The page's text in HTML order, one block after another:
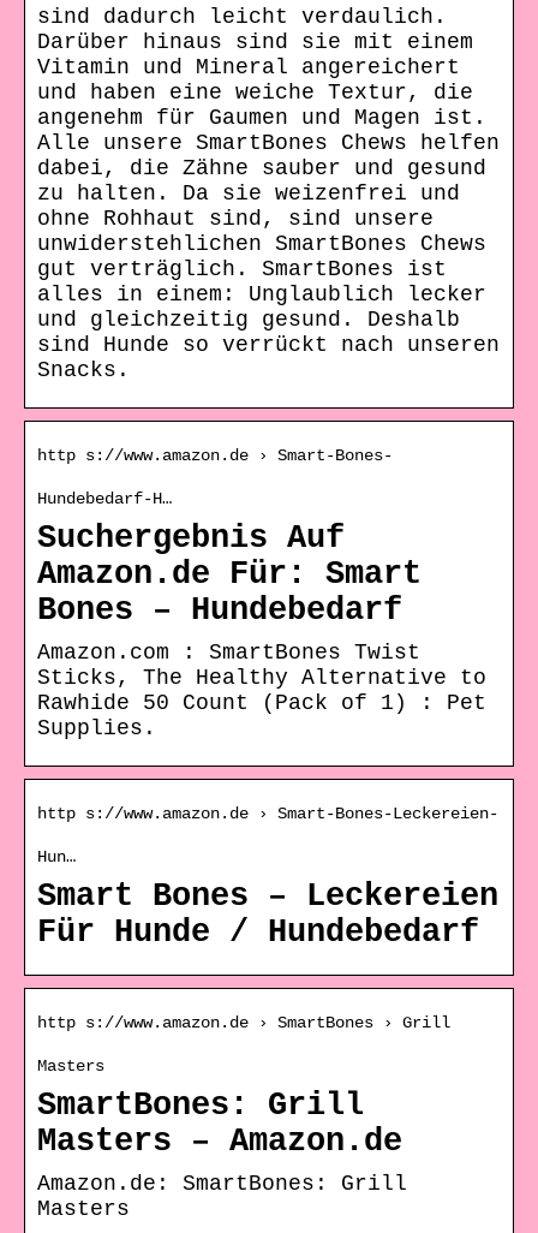
sind dadurch leicht verdaulich.
Darüber hinaus sind sie mit einem
Vitamin und Mineral angereichert
und haben eine weiche Textur, die
angenehm für Gaumen und Magen ist.
Alle unsere SmartBones Chews helfen
dabei, die Zähne sauber und gesund
zu halten. Da sie weizenfrei und
ohne Rohhaut sind, sind unsere
unwiderstehlichen SmartBones Chews
gut verträglich. SmartBones ist
alles in einem: Unglaublich lecker
und gleichzeitig gesund. Deshalb
sind Hunde so verrückt nach unseren
Snacks.
http s://www.amazon.de › Smart-Bones-
Hundebedarf-H…
Suchergebnis Auf
Amazon.de Für: Smart
Bones – Hundebedarf
Amazon.com : SmartBones Twist
Sticks, The Healthy Alternative to
Rawhide 50 Count (Pack of 1) : Pet
Supplies.
http s://www.amazon.de › Smart-Bones-Leckereien-
Hun…
Smart Bones – Leckereien
Für Hunde / Hundebedarf
http s://www.amazon.de › SmartBones › Grill
Masters
SmartBones: Grill
Masters – Amazon.de
Amazon.de: SmartBones: Grill
Masters